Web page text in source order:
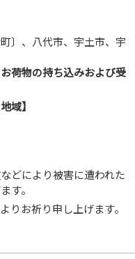
〕、八代市、宇土市、宇
荷物の持ち込みおよび受
域】
どにより被害に遭われた
す。
りお祈り申し上げます。